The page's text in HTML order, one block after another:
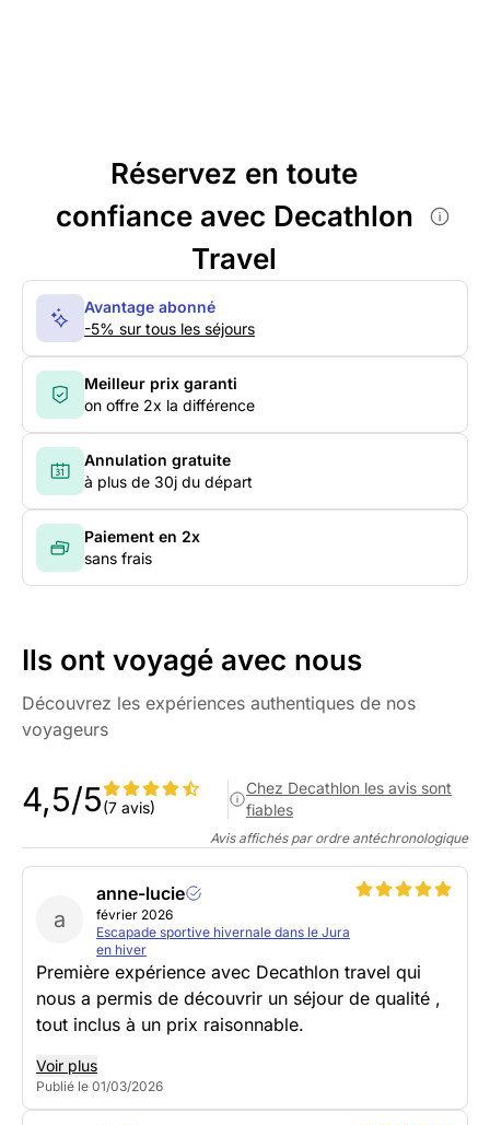
Réservez en toute
confiance avec Decathlon
Travel
Avantage abonné
-5% sur tous les séjours
Meilleur prix garanti
on offre 2x la différence
Annulation gratuite
à plus de 30j du départ
Paiement en 2x
sans frais
Ils ont voyagé avec nous
Découvrez les expériences authentiques de nos
voyageurs
4,5/5(7 avis)
Chez Decathlon les avis sont
fiables
Avis affichés par ordre antéchronologique
a
anne-lucie
février 2026
Escapade sportive hivernale dans le Jura
en hiver
Première expérience avec Decathlon travel qui
nous a permis de découvrir un séjour de qualité ,
tout inclus à un prix raisonnable.
Voir plus
Publié le 01/03/2026